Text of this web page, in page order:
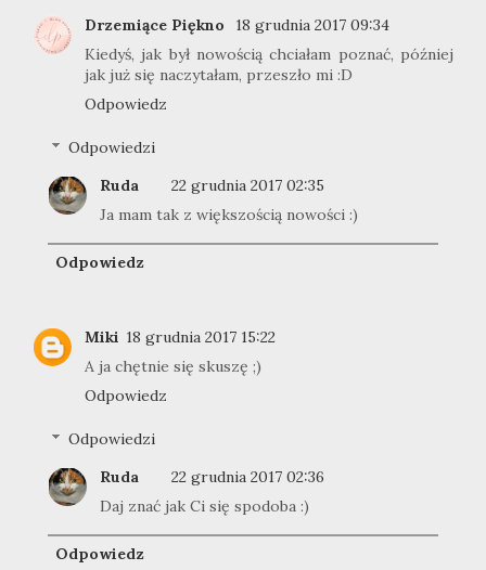
Drzemiące Piękno
18 grudnia 2017 09:34
Kiedyś, jak był nowością chciałam poznać, później
jak już się naczytałam, przeszło mi :D
Odpowiedz
Odpowiedzi
Ruda
22 grudnia 2017 02:35
Ja mam tak z większością nowości :)
Odpowiedz
Miki 18 grudnia 2017 15:22
A ja chętnie się skuszę ;)
Odpowiedz
Odpowiedzi
Ruda
22 grudnia 2017 02:36
Daj znać jak Ci się spodoba :)
Odpowiedz